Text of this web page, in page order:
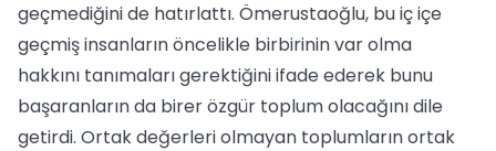
geçmediğini de hatırlattı. Ömerustaoğlu, bu iç içe
geçmiş insanların öncelikle birbirinin var olma
hakkını tanımaları gerektiğini ifade ederek bunu
başaranların da birer özgür toplum olacağını dile
getirdi. Ortak değerleri olmayan toplumların ortak